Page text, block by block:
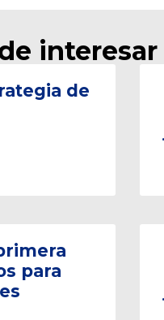
interesar
de
para